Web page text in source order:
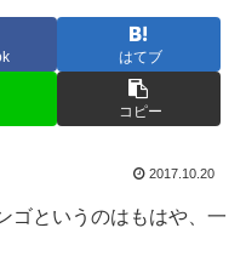
はてブ
コピー
2017.10.20
ゴというのはもはや、一